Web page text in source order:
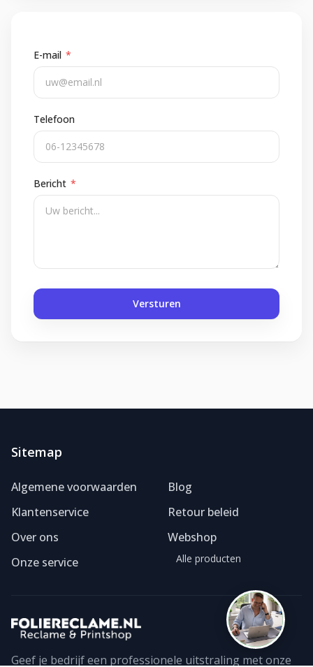
E-mail *
Telefoon
Bericht *
Versturen
Sitemap
Algemene voorwaarden
Klantenservice
Over ons
Onze service
Blog
Retour beleid
Webshop
Alle producten
Geef je bedrijf een professionele uitstraling met onze